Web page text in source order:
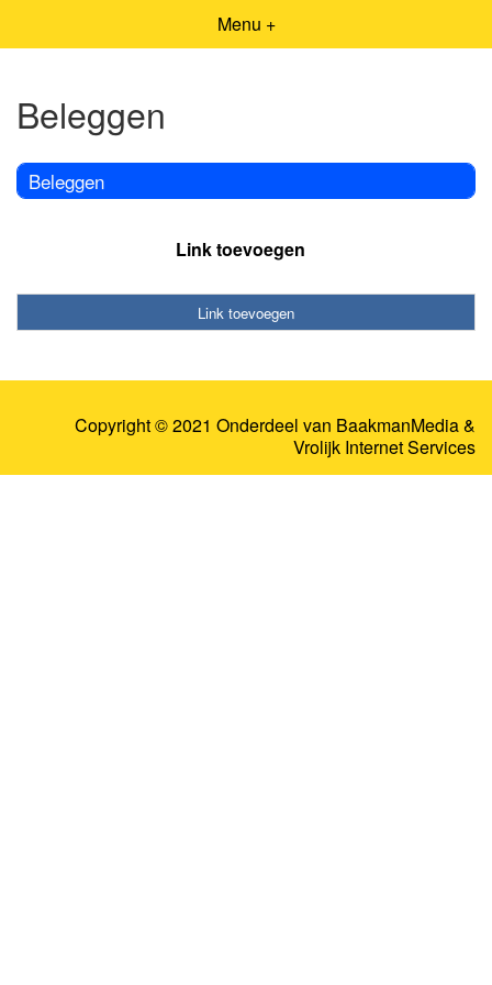
Menu +
Beleggen
Beleggen
Link toevoegen
Link toevoegen
Copyright © 2021 Onderdeel van BaakmanMedia&
Vrolijk Internet Services